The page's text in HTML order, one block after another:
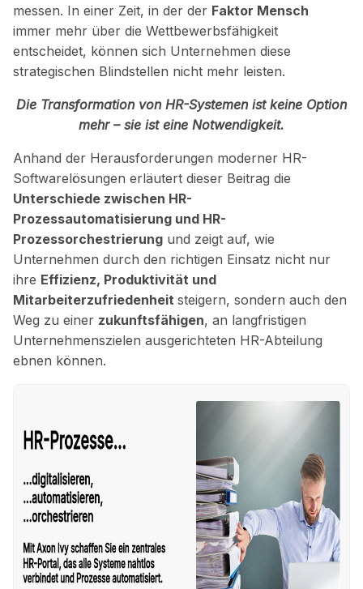
messen. In einer Zeit, in der der Faktor Mensch
immer mehr über die Wettbewerbsfähigkeit
entscheidet, können sich Unternehmen diese
strategischen Blindstellen nicht mehr leisten.
Die Transformation von HR-Systemen ist keine Option
mehr – sie ist eine Notwendigkeit.
Anhand der Herausforderungen moderner HR-
Softwarelösungen erläutert dieser Beitrag die
Unterschiede zwischen HR-
Prozessautomatisierung und HR-
Prozessorchestrierung und zeigt auf, wie
Unternehmen durch den richtigen Einsatz nicht nur
ihre Effizienz, Produktivität und
Mitarbeiterzufriedenheit steigern, sondern auch den
Weg zu einer zukunftsfähigen, an langfristigen
Unternehmenszielen ausgerichteten HR-Abteilung
ebnen können.